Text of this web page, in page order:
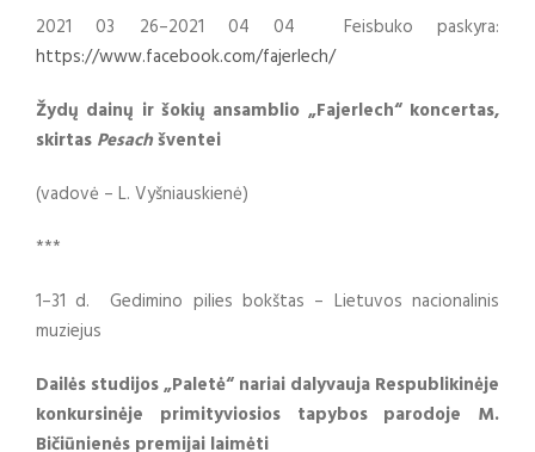
2021 03 26–2021 04 04 Feisbuko paskyra:
https://www.facebook.com/fajerlech/
Žydų dainų ir šokių ansamblio „Fajerlech“ koncertas,
skirtas Pesachšventei
(vadovė – L. Vyšniauskienė)
***
1–31 d. Gedimino pilies bokštas – Lietuvos nacionalinis
muziejus
Dailės studijos „Paletė“ nariai dalyvauja Respublikinėje
konkursinėje primityviosios tapybos parodoje M.
Bičiūnienės premijai laimėti